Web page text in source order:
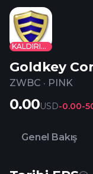
KALDIRILDI
Goldkey
ZWBC · PINK
0.00USD-0.00-
Genel Bakış